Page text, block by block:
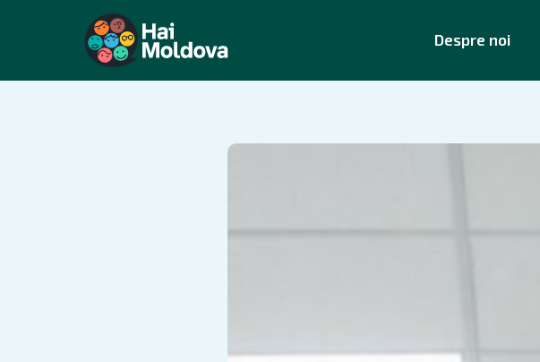
Despre noi